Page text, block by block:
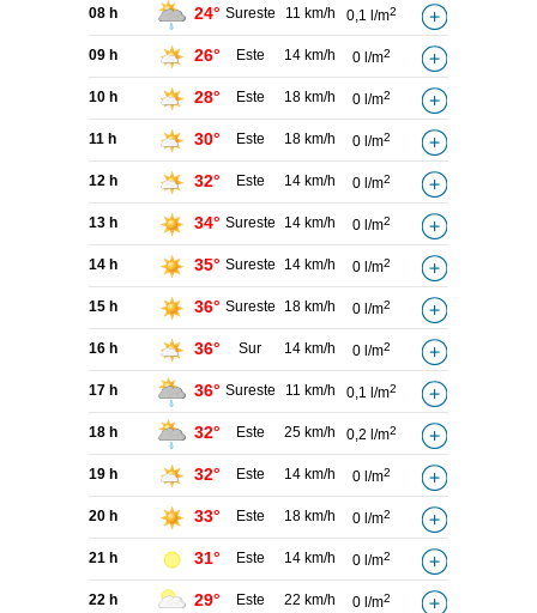
08 h 24° Sureste 11 km/h 0,1 l/m2
09 h 26° Este 14 km/h 0 l/m2
10 h 28° Este 18 km/h 0 l/m2
11 h 30° Este 18 km/h 0 l/m2
12 h 32° Este 14 km/h 0 l/m2
13 h 34° Sureste 14 km/h 0 l/m2
14 h 35° Sureste 14 km/h 0 l/m2
15 h 36° Sureste 18 km/h 0 l/m2
16 h 36° Sur 14 km/h 0 l/m2
17 h 36° Sureste 11 km/h 0,1 l/m2
18 h 32° Este 25 km/h 0,2 l/m2
19 h 32° Este 14 km/h 0 l/m2
20 h 33° Este 18 km/h 0 l/m2
21 h 31° Este 14 km/h 0 l/m2
22 h 29° Este 22 km/h 0 l/m2